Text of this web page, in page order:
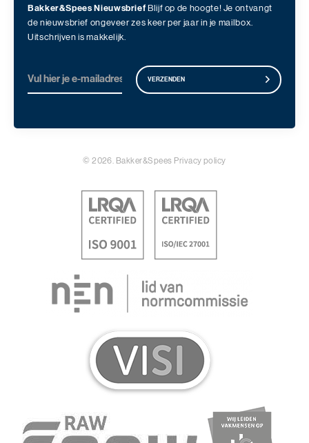
Bakker&Spees Nieuwsbrief Blijf op de hoogte! Je ontvangt
de nieuwsbrief ongeveer zes keer per jaar in je mailbox.
Uitschrijven is makkelijk.
VERZENDEN
© 2026. Bakker&Spees Privacy policy